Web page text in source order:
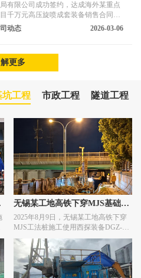
有限公司成功签约，达成海外某重点
千万元高压旋喷成套装备销售合同。
标的物主要有GM系列履带式高塔架
求。西探装备为该项目基础施工提供
装备与技术支持。
动态 2026-03-06
更多
坑工程 市政工程 隧道工程
无锡某工地高铁下穿MJS基础加
固施工
2025年8月9日，无锡某工地高铁下穿
MJS工法桩施工使用西探装备DGZ-
150L履带式多管旋喷钻机进行基础加
固施工作业。